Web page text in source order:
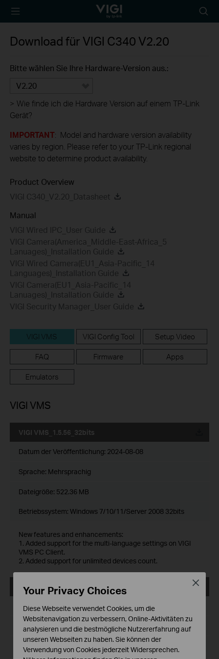
TP-Link, Reliably
Download für VIGI C340 V2.20
Bitte wählen Sie Ihre Hardware-Version aus.:
V2.20
> Wie finde ich die Hardware Version auf einem TP-Link
Gerät?
IMPORTANT: Model and hardware version availability
varies by region. Please refer to your TP-Link regional
website to determine product availability.
Product Overview
VIGI C340_V2.20_Datasheet
Manual
VIGI Wired IPC_User Guide
VIGI Camera(America_Middle-East-Africa_5
Lanuages)_Installation Guide
VIGI Wired Camera(EU1_Asia-Pacific_14
Languages)_Installation Guide
VIGI Camera(EU1_Asia-Pacific_14
Lanuages)_Installation Guide
VIGI Security Manager_User Guide
VIGI VMS VIGI Config Tool Setup Video
FAQ Firmware Apps
Emulators
VIGI VMS
VIGI VMS_1.5.56_32bits
Datum der Veröffentlichung: 2024-08-08
Sprache: Mehrsprachig
Dateigröße: 522.36 MB
Betriebssystem: Windows 7/10/11/Server 2008 32bits
New features and enhancements:
1. Added support for the multi-language settings on VIGI
VMS PC Client.
2. Added support for unlimited devices count.
VIGI VMS_1.5.56_64bits
Datum der Veröffentlichung: 2024-08-08
Sprache:Mehrsprachig
Dateigröße: 559.83 MB
Your Privacy Choices
Diese Webseite verwendet Cookies, um die
Websitenavigation zu verbessern, Online-Aktivitäten zu
analysieren und die bestmögliche Nutzererfahrung auf
unseren Webseiten zu haben. Sie können der
Verwendung von Cookies jederzeit Widersprechen.
Close